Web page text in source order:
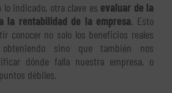
lo indicado, otra clave es evaluar de la
la rentabilidad de la empresa. Esto
conocer no solo los beneficios reales
sino que también nos
dónde falla nuestra empresa, o
débiles.